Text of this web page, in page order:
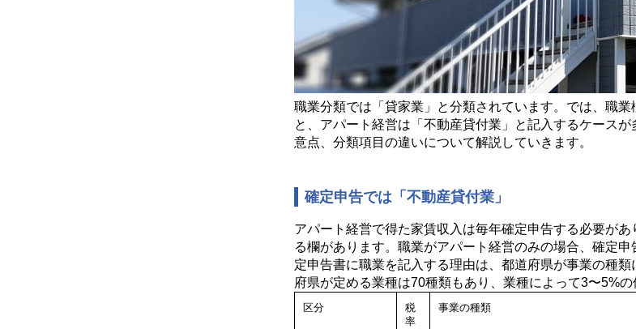
職業分類では「貸家業」と分類されています。では、職
と、アパート経営は「不動産貸付業」と記入するケース
意点、分類項目の違いについて解説していきます。
確定申告では「不動産貸付業」
アパート経営で得た家賃収入は毎年確定申告する必要が
る欄があります。職業がアパート経営のみの場合、確定
定申告書に職業を記入する理由は、都道府県が事業の種
府県が定める業種は70種類もあり、業種によって3〜5%
区分
税
率
事業の種類